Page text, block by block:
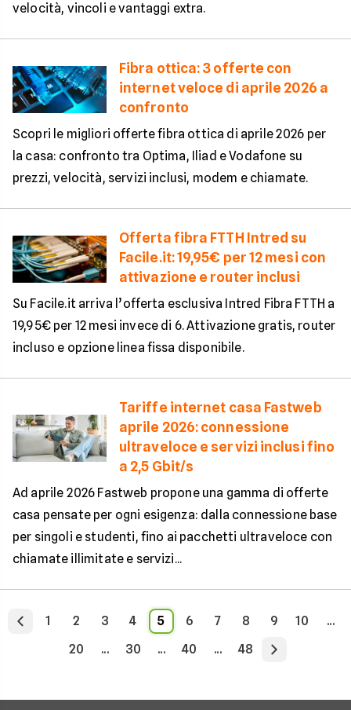
velocità, vincoli e vantaggi extra.
Fibra ottica: 3 offerte con
internet veloce di aprile 2026 a
confronto
Scopri le migliori offerte fibra ottica di aprile 2026 per
la casa: confronto tra Optima, Iliad e Vodafone su
prezzi, velocità, servizi inclusi, modem e chiamate.
Offerta fibra FTTH Intred su
Facile.it: 19,95€ per 12 mesi con
attivazione e router inclusi
Su Facile.it arriva l’offerta esclusiva Intred Fibra FTTH a
19,95€ per 12 mesi invece di 6. Attivazione gratis, router
incluso e opzione linea fissa disponibile.
Tariffe internet casa Fastweb
aprile 2026: connessione
ultraveloce e servizi inclusi fino
a 2,5 Gbit/s
Ad aprile 2026 Fastweb propone una gamma di offerte
casa pensate per ogni esigenza: dalla connessione base
per singoli e studenti, fino ai pacchetti ultraveloce con
chiamate illimitate e servizi...
1 2 3 4 5 6 7 8 9 10
...
20
... 30 ... 40 ... 48